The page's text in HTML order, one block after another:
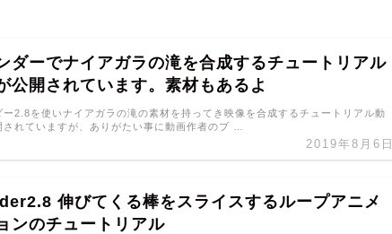
ダーでナイアガラの滝を合成するチュートリアル
公開されています。素材もあるよ
2019年8月6日
ー2.8を使いナイアガラの滝の素材を持ってき映像を合成するチュートリアル動
されていますが、ありがたい事に動画作者のブ …
伸びてくる棒をスライスするループアニメ
ンのチュートリアル